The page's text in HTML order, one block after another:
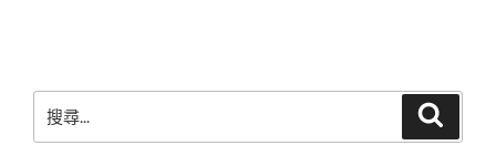
尋